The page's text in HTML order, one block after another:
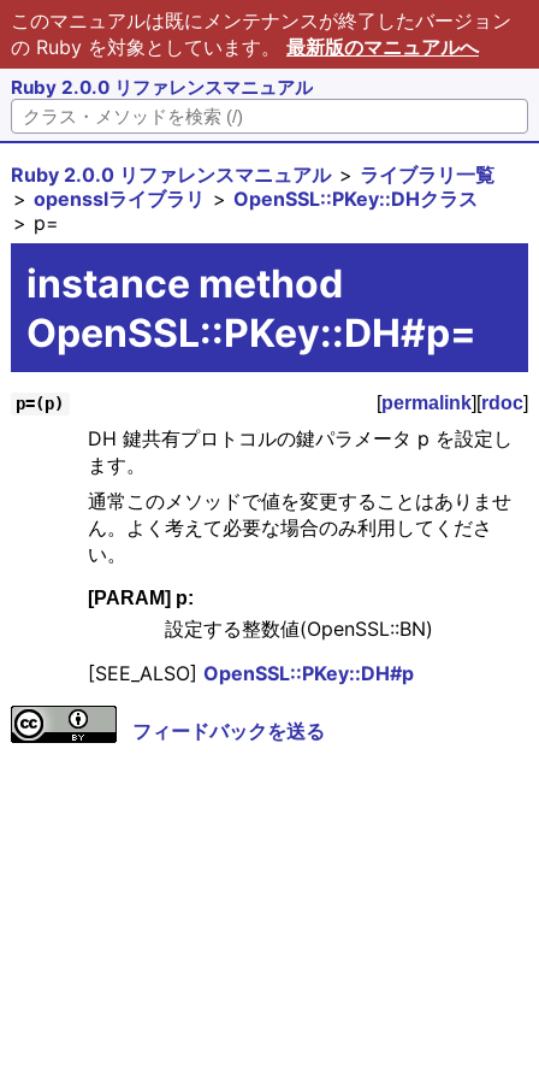
このマニュアルは既にメンテナンスが終了したバージョン
の Ruby を対象としています。 最新版のマニュアルへ
Ruby 2.0.0 リファレンスマニュアル
Ruby 2.0.0 リファレンスマニュアル
ライブラリ一覧
opensslライブラリ
OpenSSL::PKey::DHクラス
p=
instance method
OpenSSL::PKey::DH#p=
p=(p) [permalink][rdoc]
DH 鍵共有プロトコルの鍵パラメータ p を設定し
ます。
通常このメソッドで値を変更することはありませ
ん。よく考えて必要な場合のみ利用してくださ
い。
[PARAM] p:
設定する整数値(OpenSSL::BN)
[SEE_ALSO] OpenSSL::PKey::DH#p
フィードバックを送る